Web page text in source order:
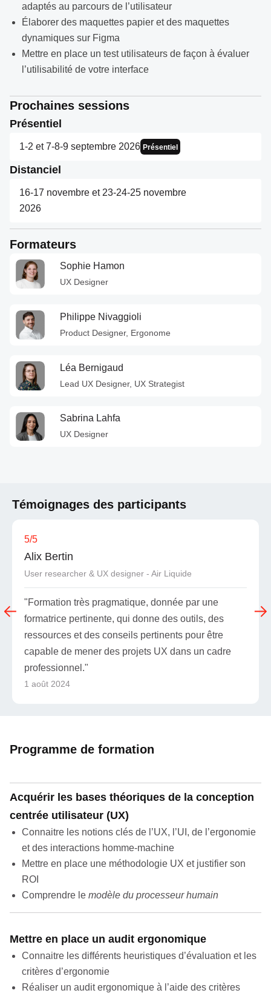
adaptés au parcours de l’utilisateur
Élaborer des maquettes papier et des maquettes
dynamiques sur Figma
Mettre en place un test utilisateurs de façon à évaluer
l’utilisabilité de votre interface
Prochaines sessions
Présentiel
1-2 et 7-8-9 septembre 2026 Présentiel
Distanciel
16-17 novembre et 23-24-25 novembre
2026
Formateurs
Sophie Hamon
UX Designer
Philippe Nivaggioli
Product Designer, Ergonome
Léa Bernigaud
Lead UX Designer, UX Strategist
Sabrina Lahfa
UX Designer
Témoignages des participants
Alix Bertin
5/5
User researcher & UX designer - Air Liquide
"Formation très pragmatique, donnée par une
formatrice pertinente, qui donne des outils, des
ressources et des conseils pertinents pour être
capable de mener des projets UX dans un cadre
professionnel."
1 août 2024
Programme de formation
Acquérir les bases théoriques de la conception
centrée utilisateur (UX)
Connaitre les notions clés de l’UX, l’UI, de l’ergonomie
et des interactions homme-machine
Mettre en place une méthodologie UX et justifier son
ROI
Comprendre le modèle du processeur humain
Mettre en place un audit ergonomique
Connaitre les différents heuristiques d’évaluation et les
critères d’ergonomie
Réaliser un audit ergonomique à l’aide des critères